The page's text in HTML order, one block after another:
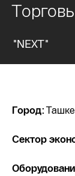
"NEXT"
Город:
Сектор